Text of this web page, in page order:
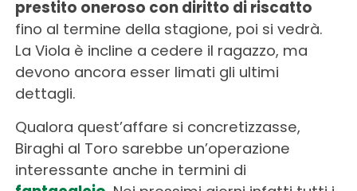
prestito oneroso con diritto di riscatto
fino al termine della stagione, poi si vedrà.
La Viola è incline a cedere il ragazzo, ma
devono ancora esser limati gli ultimi
dettagli.
Qualora quest’affare si concretizzasse,
Biraghi al Toro sarebbe un’operazione
interessante anche in termini di